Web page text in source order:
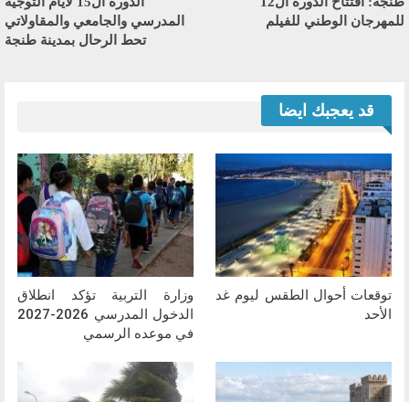
للمهرجان الوطني للفيلم
المدرسي والجامعي والمقاولاتي
تحط الرحال بمدينة طنجة
قد يعجبك ايضا
توقعات أحوال الطقس ليوم غد
الأحد
وزارة التربية تؤكد انطلاق
الدخول المدرسي 2026-2027
في موعده الرسمي